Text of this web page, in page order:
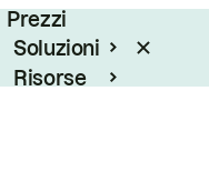
Prezzi
Soluzioni
Risorse